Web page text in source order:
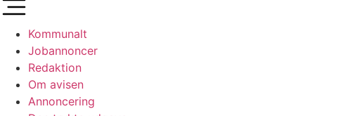
Kommunalt
Jobannoncer
Redaktion
Om avisen
Annoncering